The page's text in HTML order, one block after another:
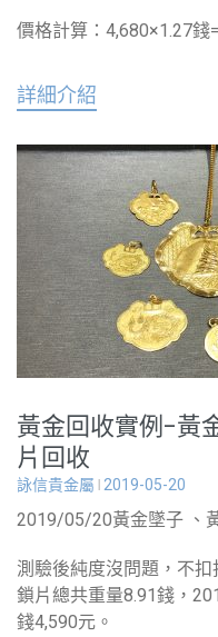
價格計算：4,680×1.27錢
詳細介紹
黃金回收實例-黃
片回收
詠信貴金屬 2019-05-20
2019/05/20黃金墜子 、
測驗後純度沒問題，不
鎖片總共重量8.91錢，
錢4,590元。